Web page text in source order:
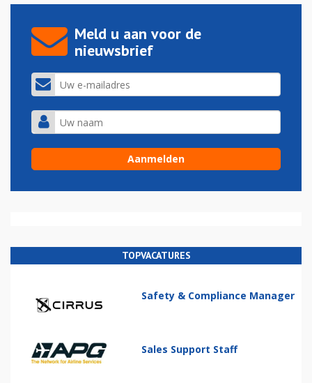
Meld u aan voor de
nieuwsbrief
TOPVACATURES
Safety & Compliance Manager
Sales Support Staff